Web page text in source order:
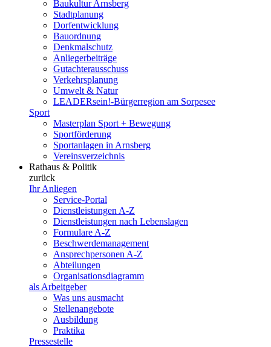
Baukultur Arnsberg
Stadtplanung
Dorfentwicklung
Bauordnung
Denkmalschutz
Anliegerbeiträge
Gutachterausschuss
Verkehrsplanung
Umwelt & Natur
LEADERsein!-Bürgerregion am Sorpesee
Sport
Masterplan Sport + Bewegung
Sportförderung
Sportanlagen in Arnsberg
Vereinsverzeichnis
Rathaus & Politik
zurück
Ihr Anliegen
Service-Portal
Dienstleistungen A-Z
Dienstleistungen nach Lebenslagen
Formulare A-Z
Beschwerdemanagement
Ansprechpersonen A-Z
Abteilungen
Organisationsdiagramm
als Arbeitgeber
Was uns ausmacht
Stellenangebote
Ausbildung
Praktika
Pressestelle